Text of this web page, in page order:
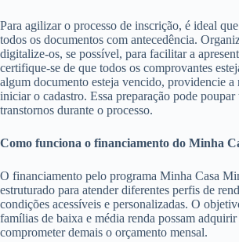
Para agilizar o processo de inscrição, é ideal
todos os documentos com antecedência.
digitalize-os, se possível, para facilitar a
certifique-se de que todos os comprovantes
algum documento esteja vencido, providencie a
iniciar o cadastro. Essa preparação pode
transtornos durante o processo.
Como funciona o financiamento do Minha
O financiamento pelo programa Minha Casa
estruturado para atender diferentes perfis de
condições acessíveis e personalizadas. O
famílias de baixa e média renda possam adquirir
comprometer demais o orçamento mensal.